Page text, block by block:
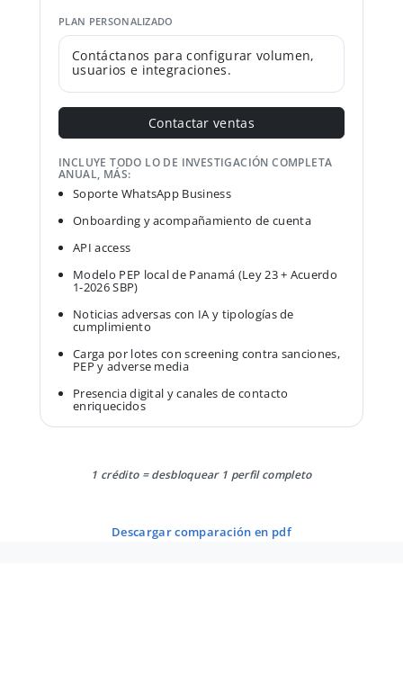
PLAN PERSONALIZADO
Contáctanos para configurar volumen,
usuarios e integraciones.
Contactar ventas
INCLUYE TODO LO DE INVESTIGACIÓN COMPLETA
ANUAL, MÁS:
Soporte WhatsApp Business
Onboarding y acompañamiento de cuenta
API access
Modelo PEP local de Panamá (Ley 23 + Acuerdo
1-2026 SBP)
Noticias adversas con IA y tipologías de
cumplimiento
Carga por lotes con screening contra sanciones,
PEP y adverse media
Presencia digital y canales de contacto
enriquecidos
1 crédito = desbloquear 1 perfil completo
descargar comparación en pdf